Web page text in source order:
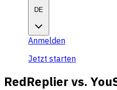
DE
Anmelden
Jetzt starten
RedReplier vs.